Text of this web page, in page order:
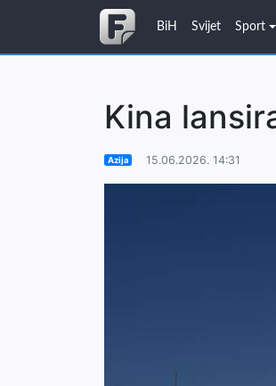
BiH Svijet Sport
Kina
Azija 15.06.2026. 14:31